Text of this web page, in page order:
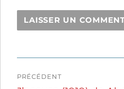
PRÉCÉDENT